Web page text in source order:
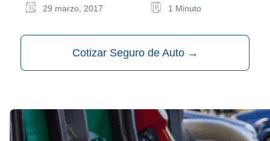
29 marzo, 2017 1 Minuto
Cotizar Seguro de Auto →